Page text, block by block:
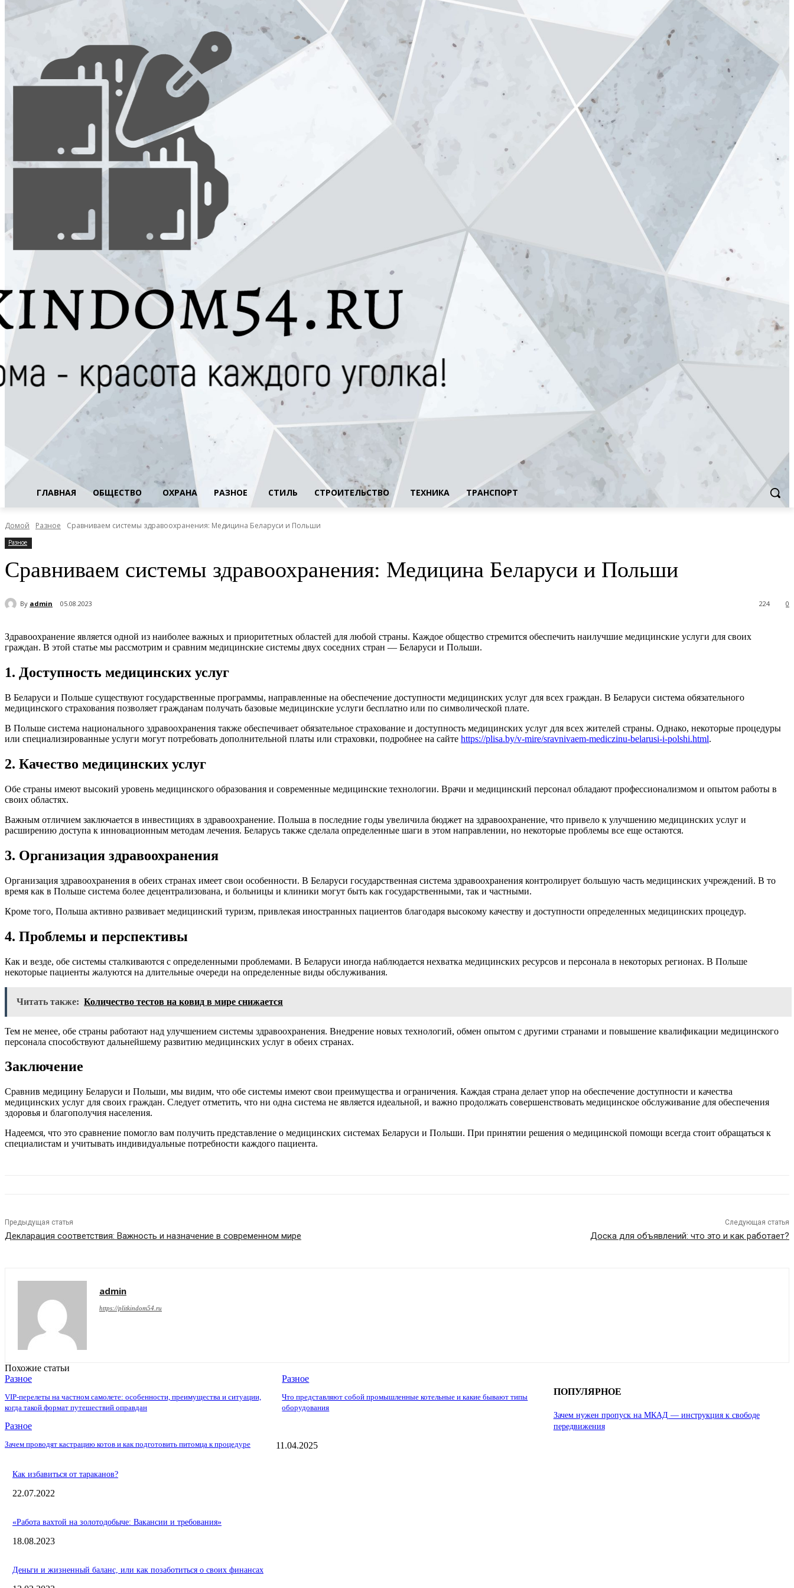
ГЛАВНАЯ ОБЩЕСТВО ОХРАНА РАЗНОЕ СТИЛЬ СТРОИТЕЛЬСТВО ТЕХНИКА ТРАНСПОРТ
Домой Разное Сравниваем системы здравоохранения: Медицина Беларуси и Польши
Разное
Сравниваем системы здравоохранения: Медицина Беларуси и Польши
By admin 05.08.2023 0
224
Здравоохранение является одной из наиболее важных и приоритетных областей для любой страны. Каждое общество стремится обеспечить наилучшие медицинские услуги для своих
граждан. В этой статье мы рассмотрим и сравним медицинские системы двух соседних стран — Беларуси и Польши.
1. Доступность медицинских услуг
В Беларуси и Польше существуют государственные программы, направленные на обеспечение доступности медицинских услуг для всех граждан. В Беларуси система обязательного
медицинского страхования позволяет гражданам получать базовые медицинские услуги бесплатно или по символической плате.
В Польше система национального здравоохранения также обеспечивает обязательное страхование и доступность медицинских услуг для всех жителей страны. Однако, некоторые процедуры
или специализированные услуги могут потребовать дополнительной платы или страховки, подробнее на сайте https://plisa.by/v-mire/sravnivaem-mediczinu-belarusi-i-polshi.html.
2. Качество медицинских услуг
Обе страны имеют высокий уровень медицинского образования и современные медицинские технологии. Врачи и медицинский персонал обладают профессионализмом и опытом работы в
своих областях.
Важным отличием заключается в инвестициях в здравоохранение. Польша в последние годы увеличила бюджет на здравоохранение, что привело к улучшению медицинских услуг и
расширению доступа к инновационным методам лечения. Беларусь также сделала определенные шаги в этом направлении, но некоторые проблемы все еще остаются.
3. Организация здравоохранения
Организация здравоохранения в обеих странах имеет свои особенности. В Беларуси государственная система здравоохранения контролирует большую часть медицинских учреждений. В то
время как в Польше система более децентрализована, и больницы и клиники могут быть как государственными, так и частными.
Кроме того, Польша активно развивает медицинский туризм, привлекая иностранных пациентов благодаря высокому качеству и доступности определенных медицинских процедур.
4. Проблемы и перспективы
Как и везде, обе системы сталкиваются с определенными проблемами. В Беларуси иногда наблюдается нехватка медицинских ресурсов и персонала в некоторых регионах. В Польше
некоторые пациенты жалуются на длительные очереди на определенные виды обслуживания.
Читать также: Количество тестов на ковид в мире снижается
Тем не менее, обе страны работают над улучшением системы здравоохранения. Внедрение новых технологий, обмен опытом с другими странами и повышение квалификации медицинского
персонала способствуют дальнейшему развитию медицинских услуг в обеих странах.
Заключение
Сравнив медицину Беларуси и Польши, мы видим, что обе системы имеют свои преимущества и ограничения. Каждая страна делает упор на обеспечение доступности и качества
медицинских услуг для своих граждан. Следует отметить, что ни одна система не является идеальной, и важно продолжать совершенствовать медицинское обслуживание для обеспечения
здоровья и благополучия населения.
Надеемся, что это сравнение помогло вам получить представление о медицинских системах Беларуси и Польши. При принятии решения о медицинской помощи всегда стоит обращаться к
специалистам и учитывать индивидуальные потребности каждого пациента.
Предыдущая статья
Декларация соответствия: Важность и назначение в современном мире
Следующая статья
Доска для объявлений: что это и как работает?
admin
https://plitkindom54.ru
Похожие статьи
Разное
VIP-перелеты на частном самолете: особенности, преимущества и ситуации,
когда такой формат путешествий оправдан
Разное
Что представляют собой промышленные котельные и какие бывают типы
оборудования
Разное
Зачем проводят кастрацию котов и как подготовить питомца к процедуре
ПОПУЛЯРНОЕ
Зачем нужен пропуск на МКАД — инструкция к свободе
передвижения
11.04.2025
Как избавиться от тараканов?
22.07.2022
«Работа вахтой на золотодобыче: Вакансии и требования»
18.08.2023
Деньги и жизненный баланс, или как позаботиться о своих финансах